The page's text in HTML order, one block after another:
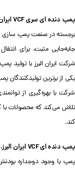
پمپ دنده ای سری VCF ایران البرز
برجسته در صنعت پمپ سازی
جابه‌جایی مثبت، برای
شرکت ایران البرز با تولید
یکی از برترین
شرکت با بهره‌گیری از
تلاش می‌کند که محصولات با
کند.
پمپ دنده ای VCF ایران البرز
پمپ با وجود دوجداره